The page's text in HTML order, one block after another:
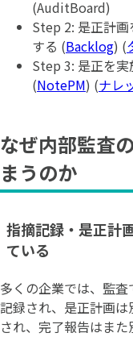
(AuditBoard)
Step 2: 是正計
する (Backlog) (
Step 3: 是正を
(NotePM) (ナレ
なぜ内部監査
まうのか
指摘記録・是正計
ている
多くの企業では、監
記録され、是正計画
され、完了報告はま